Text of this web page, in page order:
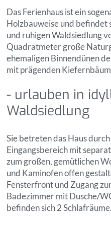
Das Ferienhaus ist ein
Holzbauweise und befindet
und ruhigen Waldsiedlung
Quadratmeter große
ehemaligen Binnendünen
mit prägenden
- urlauben in
Waldsiedlung
Sie betreten das Haus
Eingangsbereich mit
zum großen, gemütlichen
und Kaminofen offen
Fensterfront und Zugang
Badezimmer mit Dusche/
befinden sich 2 Schlafräume.